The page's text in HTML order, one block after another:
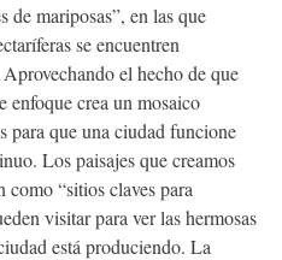
de mariposas”, en las que
se encuentren
el hecho de que
enfoque crea un mosaico
para que una ciudad funcione
Los paisajes que creamos
como “sitios claves para
visitar para ver las hermosas
está produciendo. La